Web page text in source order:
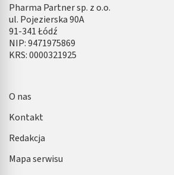
Pharma Partner sp. z o.o.
ul. Pojezierska 90A
91-341 Łódź
NIP: 9471975869
KRS: 0000321925
O nas
Kontakt
Redakcja
Mapa serwisu